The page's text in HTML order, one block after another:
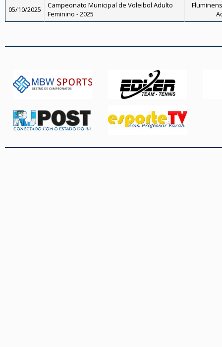
05/10/2025
Campeonato Municipal de Voleibol Adulto
Feminino - 2025